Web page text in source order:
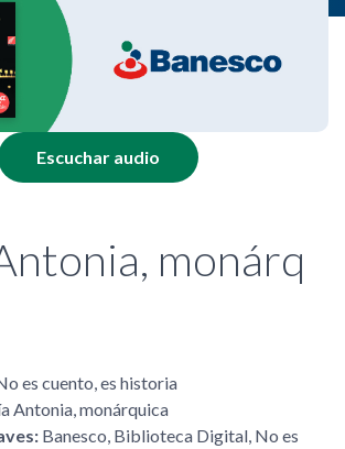
Escuchar audio
monárq
es cuento, es historia
Antonia, monárquica
Banesco, Biblioteca Digital, No es